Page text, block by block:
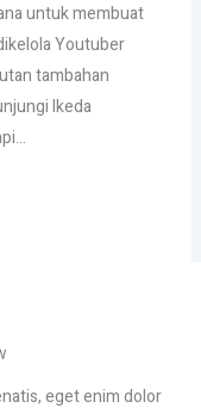
untuk membuat
Youtuber
tambahan
Ikeda
eget enim dolor